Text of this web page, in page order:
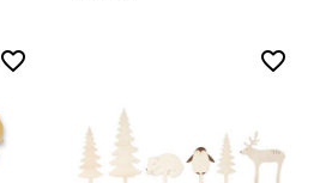
favorite_border favorite_border